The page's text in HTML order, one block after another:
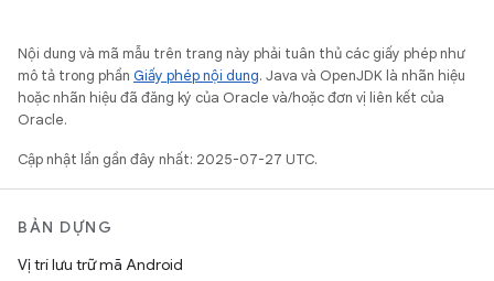
Nội dung và mã mẫu trên trang này phải tuân thủ các giấy phép như
mô tả trong phần Giấy phép nội dung. Java và OpenJDK là nhãn hiệu
hoặc nhãn hiệu đã đăng ký của Oracle và/hoặc đơn vị liên kết của
Oracle.
Cập nhật lần gần đây nhất: 2025-07-27 UTC.
BẢN DỰNG
Vị trí lưu trữ mã Android